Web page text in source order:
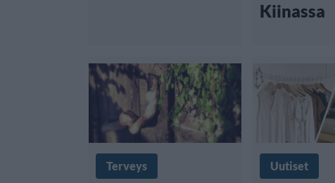
Kiinassa
Terveys Uutiset